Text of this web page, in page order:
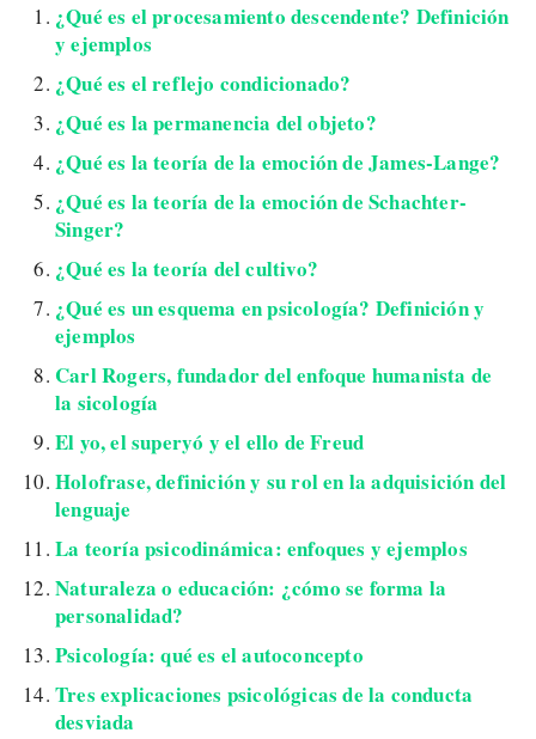
¿Qué es el procesamiento descendente? Definición
y ejemplos
¿Qué es el reflejo condicionado?
¿Qué es la permanencia del objeto?
¿Qué es la teoría de la emoción de James-Lange?
¿Qué es la teoría de la emoción de Schachter-
Singer?
¿Qué es la teoría del cultivo?
¿Qué es un esquema en psicología? Definición y
ejemplos
Carl Rogers, fundador del enfoque humanista de
la sicología
El yo, el superyó y el ello de Freud
Holofrase, definición y su rol en la adquisición del
lenguaje
La teoría psicodinámica: enfoques y ejemplos
Naturaleza o educación: ¿cómo se forma la
personalidad?
Psicología: qué es el autoconcepto
Tres explicaciones psicológicas de la conducta
desviada